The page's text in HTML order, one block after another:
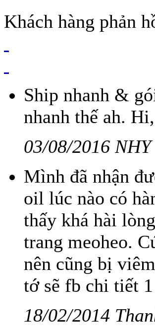
Khách hàng phản
Ship nhanh &
nhanh thế ah.
03/08/2016 NHY
Mình đã nhận
oil lúc nào có
thấy khá hài
trang meoheo.
nên cũng bị
tớ sẽ fb chi tiết
18/02/2014